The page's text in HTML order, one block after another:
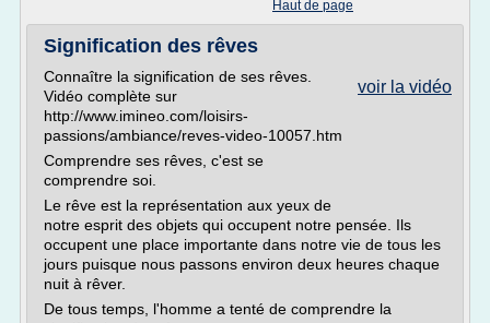
Haut de page
Signification des rêves
voir la vidéo
Connaître la signification de ses rêves.
Vidéo complète sur
http://www.imineo.com/loisirs-
passions/ambiance/reves-video-10057.htm
Comprendre ses rêves, c'est se
comprendre soi.
Le rêve est la représentation aux yeux de
notre esprit des objets qui occupent notre pensée. Ils
occupent une place importante dans notre vie de tous les
jours puisque nous passons environ deux heures chaque
nuit à rêver.
De tous temps, l'homme a tenté de comprendre la